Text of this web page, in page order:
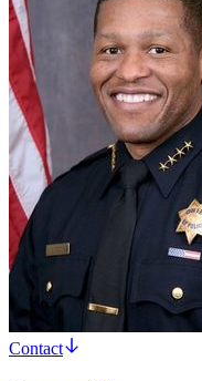
Contact